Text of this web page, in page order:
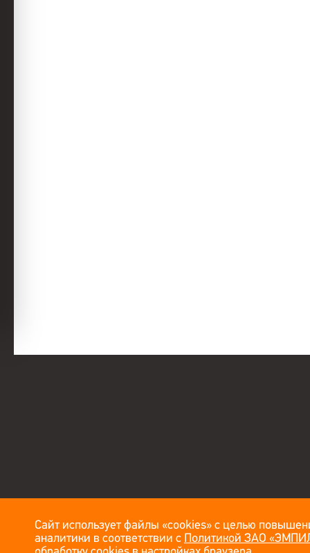
Сайт использует файлы «cookies» с целью
аналитики в соответствии с Политикой ЗАО